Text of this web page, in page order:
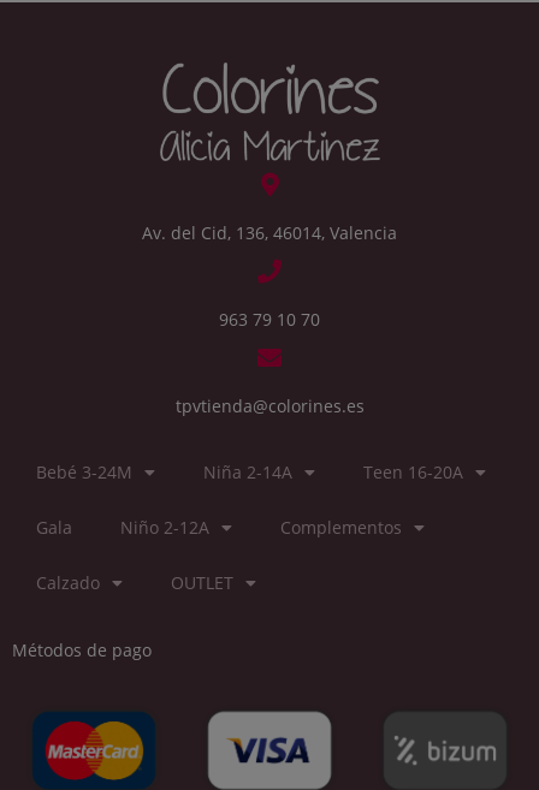
Av. del Cid, 136, 46014, Valencia
963 79 10 70
tpvtienda@colorines.es
Bebé 3-24M Niña 2-14A Teen 16-20A
Gala Niño 2-12A Complementos
Calzado OUTLET
Métodos de pago